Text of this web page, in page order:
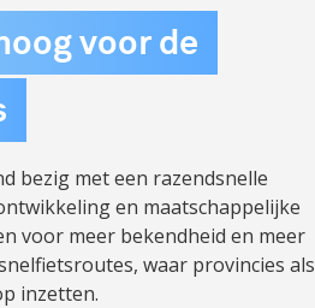
voor de
bezig met een razendsnelle
en maatschappelijke
voor meer bekendheid en meer
waar provincies als
inzetten.